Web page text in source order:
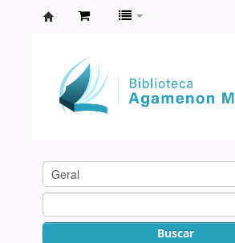
Agamenon
Magalhães
Buscar